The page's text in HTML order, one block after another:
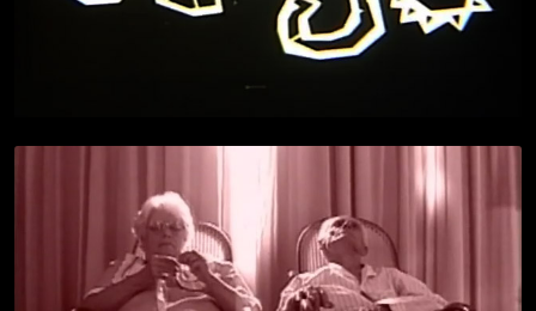
OS DOIS VELHINHOS
> VÍDEO + INFO